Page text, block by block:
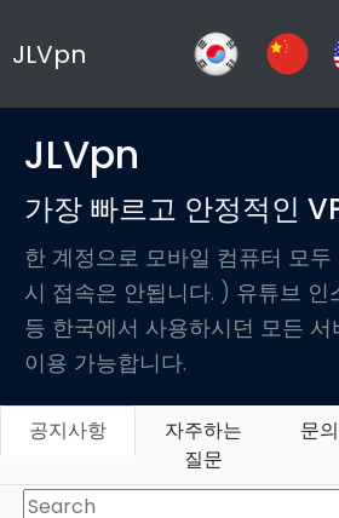
JLVpn
JLVpn
가장 빠르고 안정적인
한 계정으로 모바일 컴퓨터 모
시 접속은 안됩니다. ) 유튜브 인
등 한국에서 사용하시던 모든
이용 가능합니다.
공지사항
자주하는
질문
문